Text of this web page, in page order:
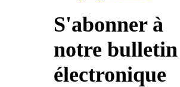
S'abonner à
notre bulletin
électronique